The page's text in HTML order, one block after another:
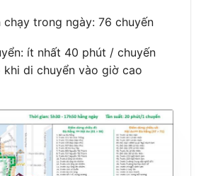
chạy trong ngày: 76 chuyến
ít nhất 40 phút / chuyến
khi di chuyển vào giờ cao